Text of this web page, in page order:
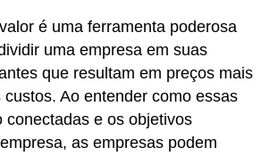
é uma ferramenta poderosa
uma empresa em suas
que resultam em preços mais
Ao entender como essas
conectadas e os objetivos
as empresas podem